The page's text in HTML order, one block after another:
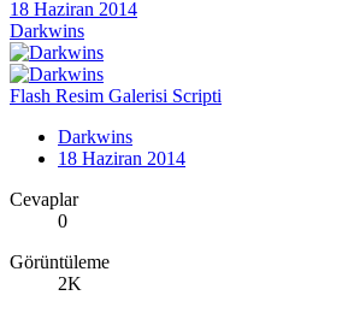
18 Haziran 2014
Darkwins
Flash Resim Galerisi Scripti
Darkwins
18 Haziran 2014
Cevaplar
0
Görüntüleme
2K